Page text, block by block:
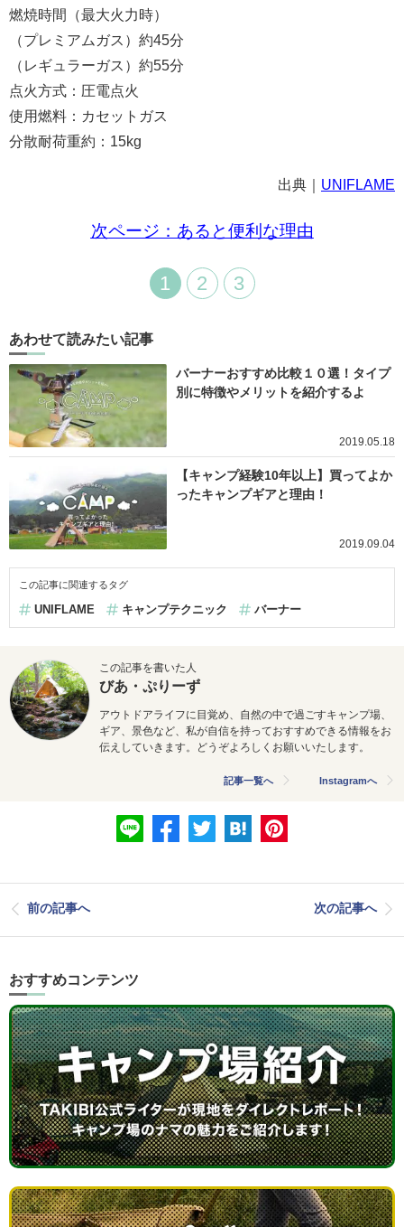
燃焼時間（最大火力時）
（プレミアムガス）約45分
（レギュラーガス）約55分
点火方式：圧電点火
使用燃料：カセットガス
分散耐荷重約：15kg
出典｜ UNIFLAME
次ページ：あると便利な理由
1 2 3
あわせて読みたい記事
バーナーおすすめ比較１０選！タイプ
別に特徴やメリットを紹介するよ
2019.05.18
【キャンプ経験10年以上】買ってよか
ったキャンプギアと理由！
2019.09.04
この記事に関連するタグ
UNIFLAME キャンプテクニック バーナー
この記事を書いた人
びあ・ぷりーず
アウトドアライフに目覚め、自然の中で過ごすキャンプ場、
ギア、景色など、私が自信を持っておすすめできる情報をお
伝えしていきます。どうぞよろしくお願いいたします。
記事一覧へ Instagramへ
前の記事へ 次の記事へ
おすすめコンテンツ